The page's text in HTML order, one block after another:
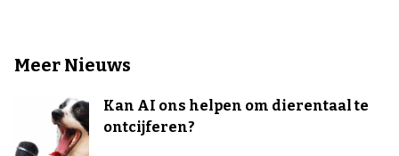
Meer Nieuws
Kan AI ons helpen om dierentaal te
ontcijferen?